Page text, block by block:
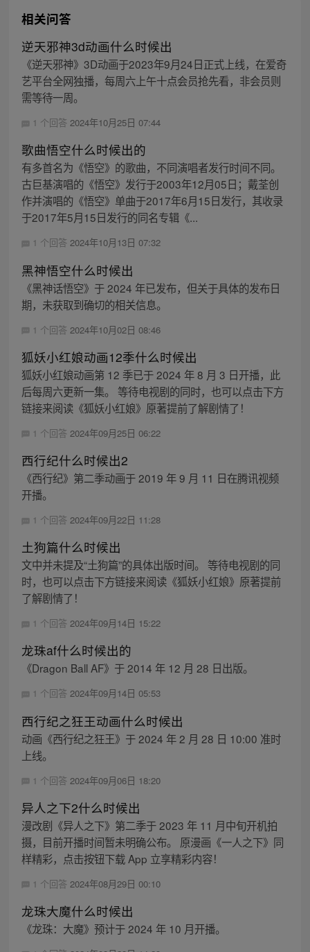
相关问答
逆天邪神3d动画什么时候出
《逆天邪神》3D动画于2023年9月24日正式上线，在爱奇
艺平台全网独播，每周六上午十点会员抢先看，非会员则
需等待一周。
1 个回答 2024年10月25日 07:44
歌曲悟空什么时候出的
有多首名为《悟空》的歌曲，不同演唱者发行时间不同。
古巨基演唱的《悟空》发行于2003年12月05日；戴荃创
作并演唱的《悟空》单曲于2017年6月15日发行，其收录
于2017年5月15日发行的同名专辑《...
1 个回答 2024年10月13日 07:32
黑神悟空什么时候出
《黑神话悟空》于 2024 年已发布，但关于具体的发布日
期，未获取到确切的相关信息。
1 个回答 2024年10月02日 08:46
狐妖小红娘动画12季什么时候出
狐妖小红娘动画第 12 季已于 2024 年 8 月 3 日开播，此
后每周六更新一集。 等待电视剧的同时，也可以点击下方
链接来阅读《狐妖小红娘》原著提前了解剧情了！
1 个回答 2024年09月25日 06:22
西行纪什么时候出2
《西行纪》第二季动画于 2019 年 9 月 11 日在腾讯视频
开播。
1 个回答 2024年09月22日 11:28
土狗篇什么时候出
文中并未提及“土狗篇”的具体出版时间。 等待电视剧的同
时，也可以点击下方链接来阅读《狐妖小红娘》原著提前
了解剧情了！
1 个回答 2024年09月14日 15:22
龙珠af什么时候出的
《Dragon Ball AF》于 2014 年 12 月 28 日出版。
1 个回答 2024年09月14日 05:53
西行纪之狂王动画什么时候出
动画《西行纪之狂王》于 2024 年 2 月 28 日 10:00 准时
上线。
1 个回答 2024年09月06日 18:20
异人之下2什么时候出
漫改剧《异人之下》第二季于 2023 年 11 月中旬开机拍
摄，目前开播时间暂未明确公布。 原漫画《一人之下》同
样精彩，点击按钮下载 App 立享精彩内容！
1 个回答 2024年08月29日 00:10
龙珠大魔什么时候出
《龙珠：大魔》预计于 2024 年 10 月开播。